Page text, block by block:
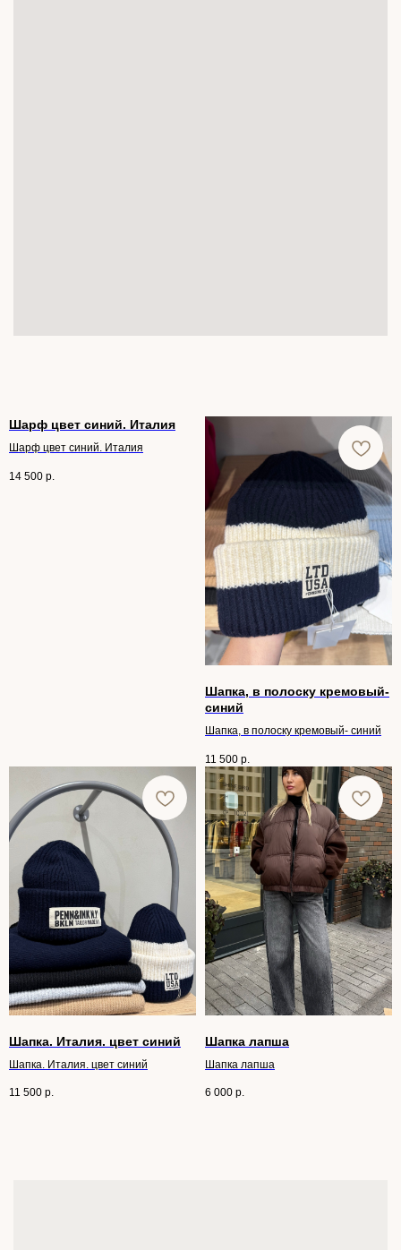
Шарф цвет синий. Италия
Шарф цвет синий. Италия
14 500 р.
Шапка, в полоску кремовый-
синий
Шапка, в полоску кремовый- синий
11 500 р.
Шапка. Италия. цвет синий
Шапка. Италия. цвет синий
11 500 р.
Шапка лапша
Шапка лапша
6 000 р.